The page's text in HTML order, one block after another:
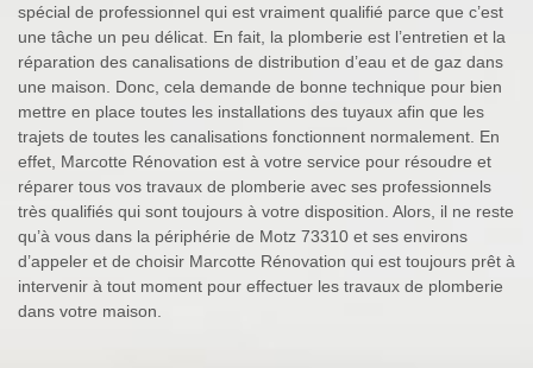
spécial de professionnel qui est vraiment qualifié parce que c’est
une tâche un peu délicat. En fait, la plomberie est l’entretien et la
réparation des canalisations de distribution d’eau et de gaz dans
une maison. Donc, cela demande de bonne technique pour bien
mettre en place toutes les installations des tuyaux afin que les
trajets de toutes les canalisations fonctionnent normalement. En
effet, Marcotte Rénovation est à votre service pour résoudre et
réparer tous vos travaux de plomberie avec ses professionnels
très qualifiés qui sont toujours à votre disposition. Alors, il ne reste
qu’à vous dans la périphérie de Motz 73310 et ses environs
d’appeler et de choisir Marcotte Rénovation qui est toujours prêt à
intervenir à tout moment pour effectuer les travaux de plomberie
dans votre maison.